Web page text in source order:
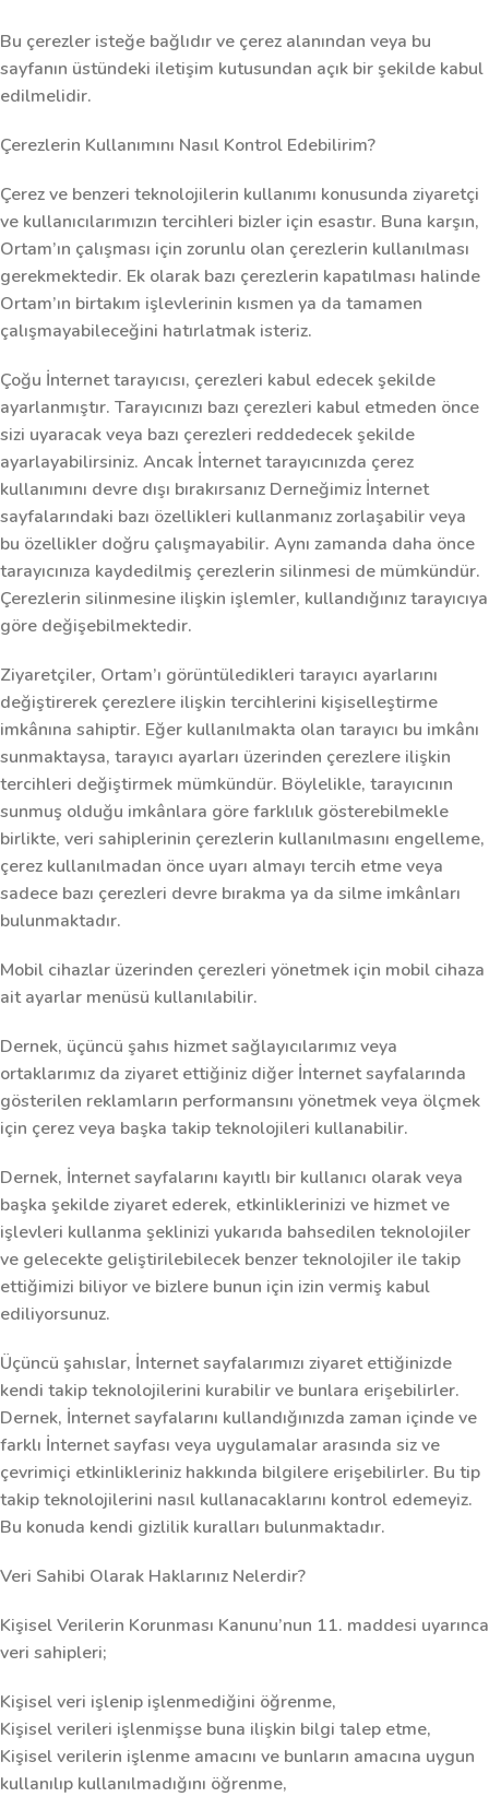
Bu çerezler isteğe bağlıdır ve çerez alanından veya bu
sayfanın üstündeki iletişim kutusundan açık bir şekilde kabul
edilmelidir.
Çerezlerin Kullanımını Nasıl Kontrol Edebilirim?
Çerez ve benzeri teknolojilerin kullanımı konusunda ziyaretçi
ve kullanıcılarımızın tercihleri bizler için esastır. Buna karşın,
Ortam’ın çalışması için zorunlu olan çerezlerin kullanılması
gerekmektedir. Ek olarak bazı çerezlerin kapatılması halinde
Ortam’ın birtakım işlevlerinin kısmen ya da tamamen
çalışmayabileceğini hatırlatmak isteriz.
Çoğu İnternet tarayıcısı, çerezleri kabul edecek şekilde
ayarlanmıştır. Tarayıcınızı bazı çerezleri kabul etmeden önce
sizi uyaracak veya bazı çerezleri reddedecek şekilde
ayarlayabilirsiniz. Ancak İnternet tarayıcınızda çerez
kullanımını devre dışı bırakırsanız Derneğimiz İnternet
sayfalarındaki bazı özellikleri kullanmanız zorlaşabilir veya
bu özellikler doğru çalışmayabilir. Aynı zamanda daha önce
tarayıcınıza kaydedilmiş çerezlerin silinmesi de mümkündür.
Çerezlerin silinmesine ilişkin işlemler, kullandığınız tarayıcıya
göre değişebilmektedir.
Ziyaretçiler, Ortam’ı görüntüledikleri tarayıcı ayarlarını
değiştirerek çerezlere ilişkin tercihlerini kişiselleştirme
imkânına sahiptir. Eğer kullanılmakta olan tarayıcı bu imkânı
sunmaktaysa, tarayıcı ayarları üzerinden çerezlere ilişkin
tercihleri değiştirmek mümkündür. Böylelikle, tarayıcının
sunmuş olduğu imkânlara göre farklılık gösterebilmekle
birlikte, veri sahiplerinin çerezlerin kullanılmasını engelleme,
çerez kullanılmadan önce uyarı almayı tercih etme veya
sadece bazı çerezleri devre bırakma ya da silme imkânları
bulunmaktadır.
Mobil cihazlar üzerinden çerezleri yönetmek için mobil cihaza
ait ayarlar menüsü kullanılabilir.
Dernek, üçüncü şahıs hizmet sağlayıcılarımız veya
ortaklarımız da ziyaret ettiğiniz diğer İnternet sayfalarında
gösterilen reklamların performansını yönetmek veya ölçmek
için çerez veya başka takip teknolojileri kullanabilir.
Dernek, İnternet sayfalarını kayıtlı bir kullanıcı olarak veya
başka şekilde ziyaret ederek, etkinliklerinizi ve hizmet ve
işlevleri kullanma şeklinizi yukarıda bahsedilen teknolojiler
ve gelecekte geliştirilebilecek benzer teknolojiler ile takip
ettiğimizi biliyor ve bizlere bunun için izin vermiş kabul
ediliyorsunuz.
Üçüncü şahıslar, İnternet sayfalarımızı ziyaret ettiğinizde
kendi takip teknolojilerini kurabilir ve bunlara erişebilirler.
Dernek, İnternet sayfalarını kullandığınızda zaman içinde ve
farklı İnternet sayfası veya uygulamalar arasında siz ve
çevrimiçi etkinlikleriniz hakkında bilgilere erişebilirler. Bu tip
takip teknolojilerini nasıl kullanacaklarını kontrol edemeyiz.
Bu konuda kendi gizlilik kuralları bulunmaktadır.
Veri Sahibi Olarak Haklarınız Nelerdir?
Kişisel Verilerin Korunması Kanunu’nun 11. maddesi uyarınca
veri sahipleri;
Kişisel veri işlenip işlenmediğini öğrenme,
Kişisel verileri işlenmişse buna ilişkin bilgi talep etme,
Kişisel verilerin işlenme amacını ve bunların amacına uygun
kullanılıp kullanılmadığını öğrenme,